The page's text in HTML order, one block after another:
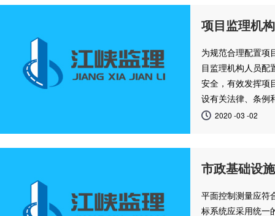
项目监理机
为规范合理配置项
目监理机构人员配
安全，有效发挥项
设有关法律、条例
2020 -03 -02
市政基础设
平面控制测量应符
标系统应采用统一